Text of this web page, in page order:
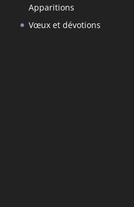
Apparitions
Vœux et dévotions